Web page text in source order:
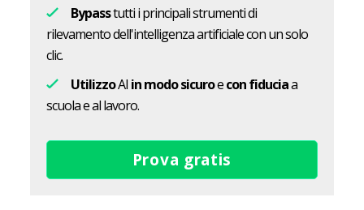
Bypasstutti i principali strumenti di
rilevamento dell'intelligenza artificiale con un solo
clic.
UtilizzoAI in modo sicuroecon fiduciaa
scuola e al lavoro.
Prova gratis